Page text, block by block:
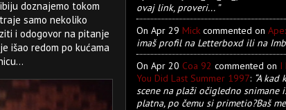
doznajemo tokom
samo nekoliko
i odogovor na pitanje
išao redom po kućama
ovaj link, proveri... ”
On Apr 29 Mick commented on
imaš profil na Letterboxd ili na
On Apr 20 Coa 92 commented on I
You Did Last Summer 1997: “A kad
scene na plaži očigledno snimane
platna, po čemu si primetio?Baš